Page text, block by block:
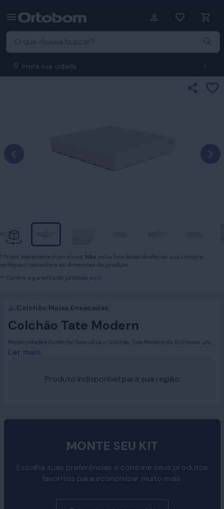
Insira sua cidade
* Fotos meramente ilustrativas: Não inclui box. Antes de efetuar sua compra,
verifique o tamanho e as dimensões do produto.
** Confira a garantia do produto aqui.
Colchão Molas Ensacadas
Colchão Tate Modern
Modernidade e Conforto! Descubra o Colchão Tate Modern da Ortobom, uma
fusão perfeita de design contemporâneo e conforto excepcional. Inspirado no
termos de estética e funcionalidade.
Ler mais
Produto indisponível para sua região
MONTE SEU KIT
Escolha suas preferências e combine seus produtos
favoritos para economizar muito mais.